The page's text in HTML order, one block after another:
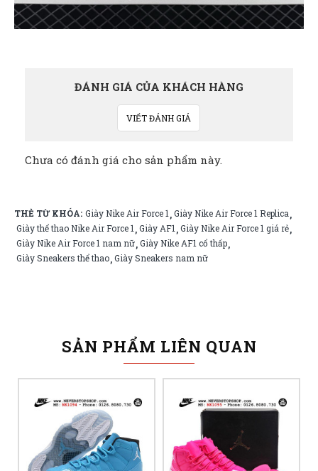
ĐÁNH GIÁ CỦA KHÁCH HÀNG
VIẾT ĐÁNH GIÁ
Chưa có đánh giá cho sản phẩm này.
THẺ TỪ KHÓA: Giày Nike Air Force 1,Giày Nike Air Force 1 Replica,
Giày thể thao Nike Air Force 1,Giày AF1,Giày Nike Air Force 1 giá rẻ,
Giày Nike Air Force 1 nam nữ,Giày Nike AF1 cổ thấp,
Giày Sneakers thể thao,Giày Sneakers nam nữ
SẢN PHẨM LIÊN QUAN